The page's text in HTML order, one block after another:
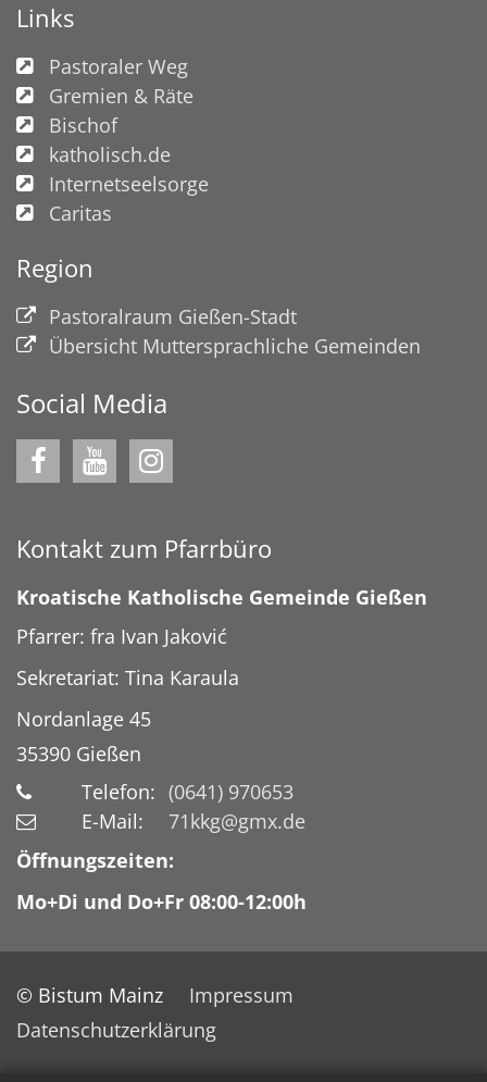
Links
Pastoraler Weg
Gremien & Räte
Bischof
katholisch.de
Internetseelsorge
Caritas
Region
Pastoralraum Gießen-Stadt
Übersicht Muttersprachliche Gemeinden
Social Media
Kontakt zum Pfarrbüro
Kroatische Katholische Gemeinde Gießen
Pfarrer: fra Ivan Jaković
Sekretariat: Tina Karaula
Nordanlage 45
35390 Gießen
Telefon: (0641) 970653
E-Mail:
71kkg@gmx.de
Öffnungszeiten:
Mo+Di und Do+Fr 08:00-12:00h
© Bistum Mainz
Impressum
Datenschutzerklärung